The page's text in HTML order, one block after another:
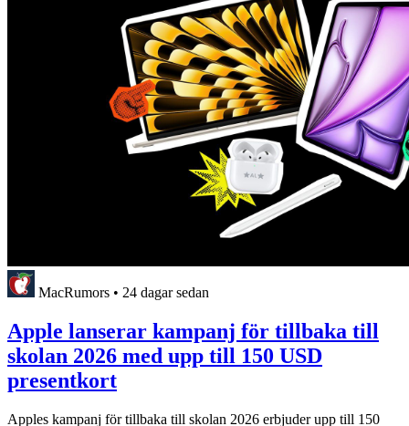
MacRumors • 24 dagar sedan
Apple lanserar kampanj för tillbaka till
skolan 2026 med upp till 150 USD
presentkort
Apples kampanj för tillbaka till skolan 2026 erbjuder upp till 150